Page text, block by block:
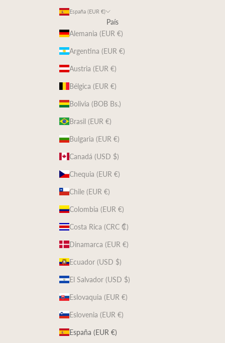
España (EUR €)
País
Alemania (EUR €)
Argentina (EUR €)
Austria (EUR €)
Bélgica (EUR €)
Bolivia (BOB Bs.)
Brasil (EUR €)
Bulgaria (EUR €)
Canadá (USD $)
Chequia (EUR €)
Chile (EUR €)
Colombia (EUR €)
Costa Rica (CRC ₡)
Dinamarca (EUR €)
Ecuador (USD $)
El Salvador (USD $)
Eslovaquia (EUR €)
Eslovenia (EUR €)
España (EUR €)